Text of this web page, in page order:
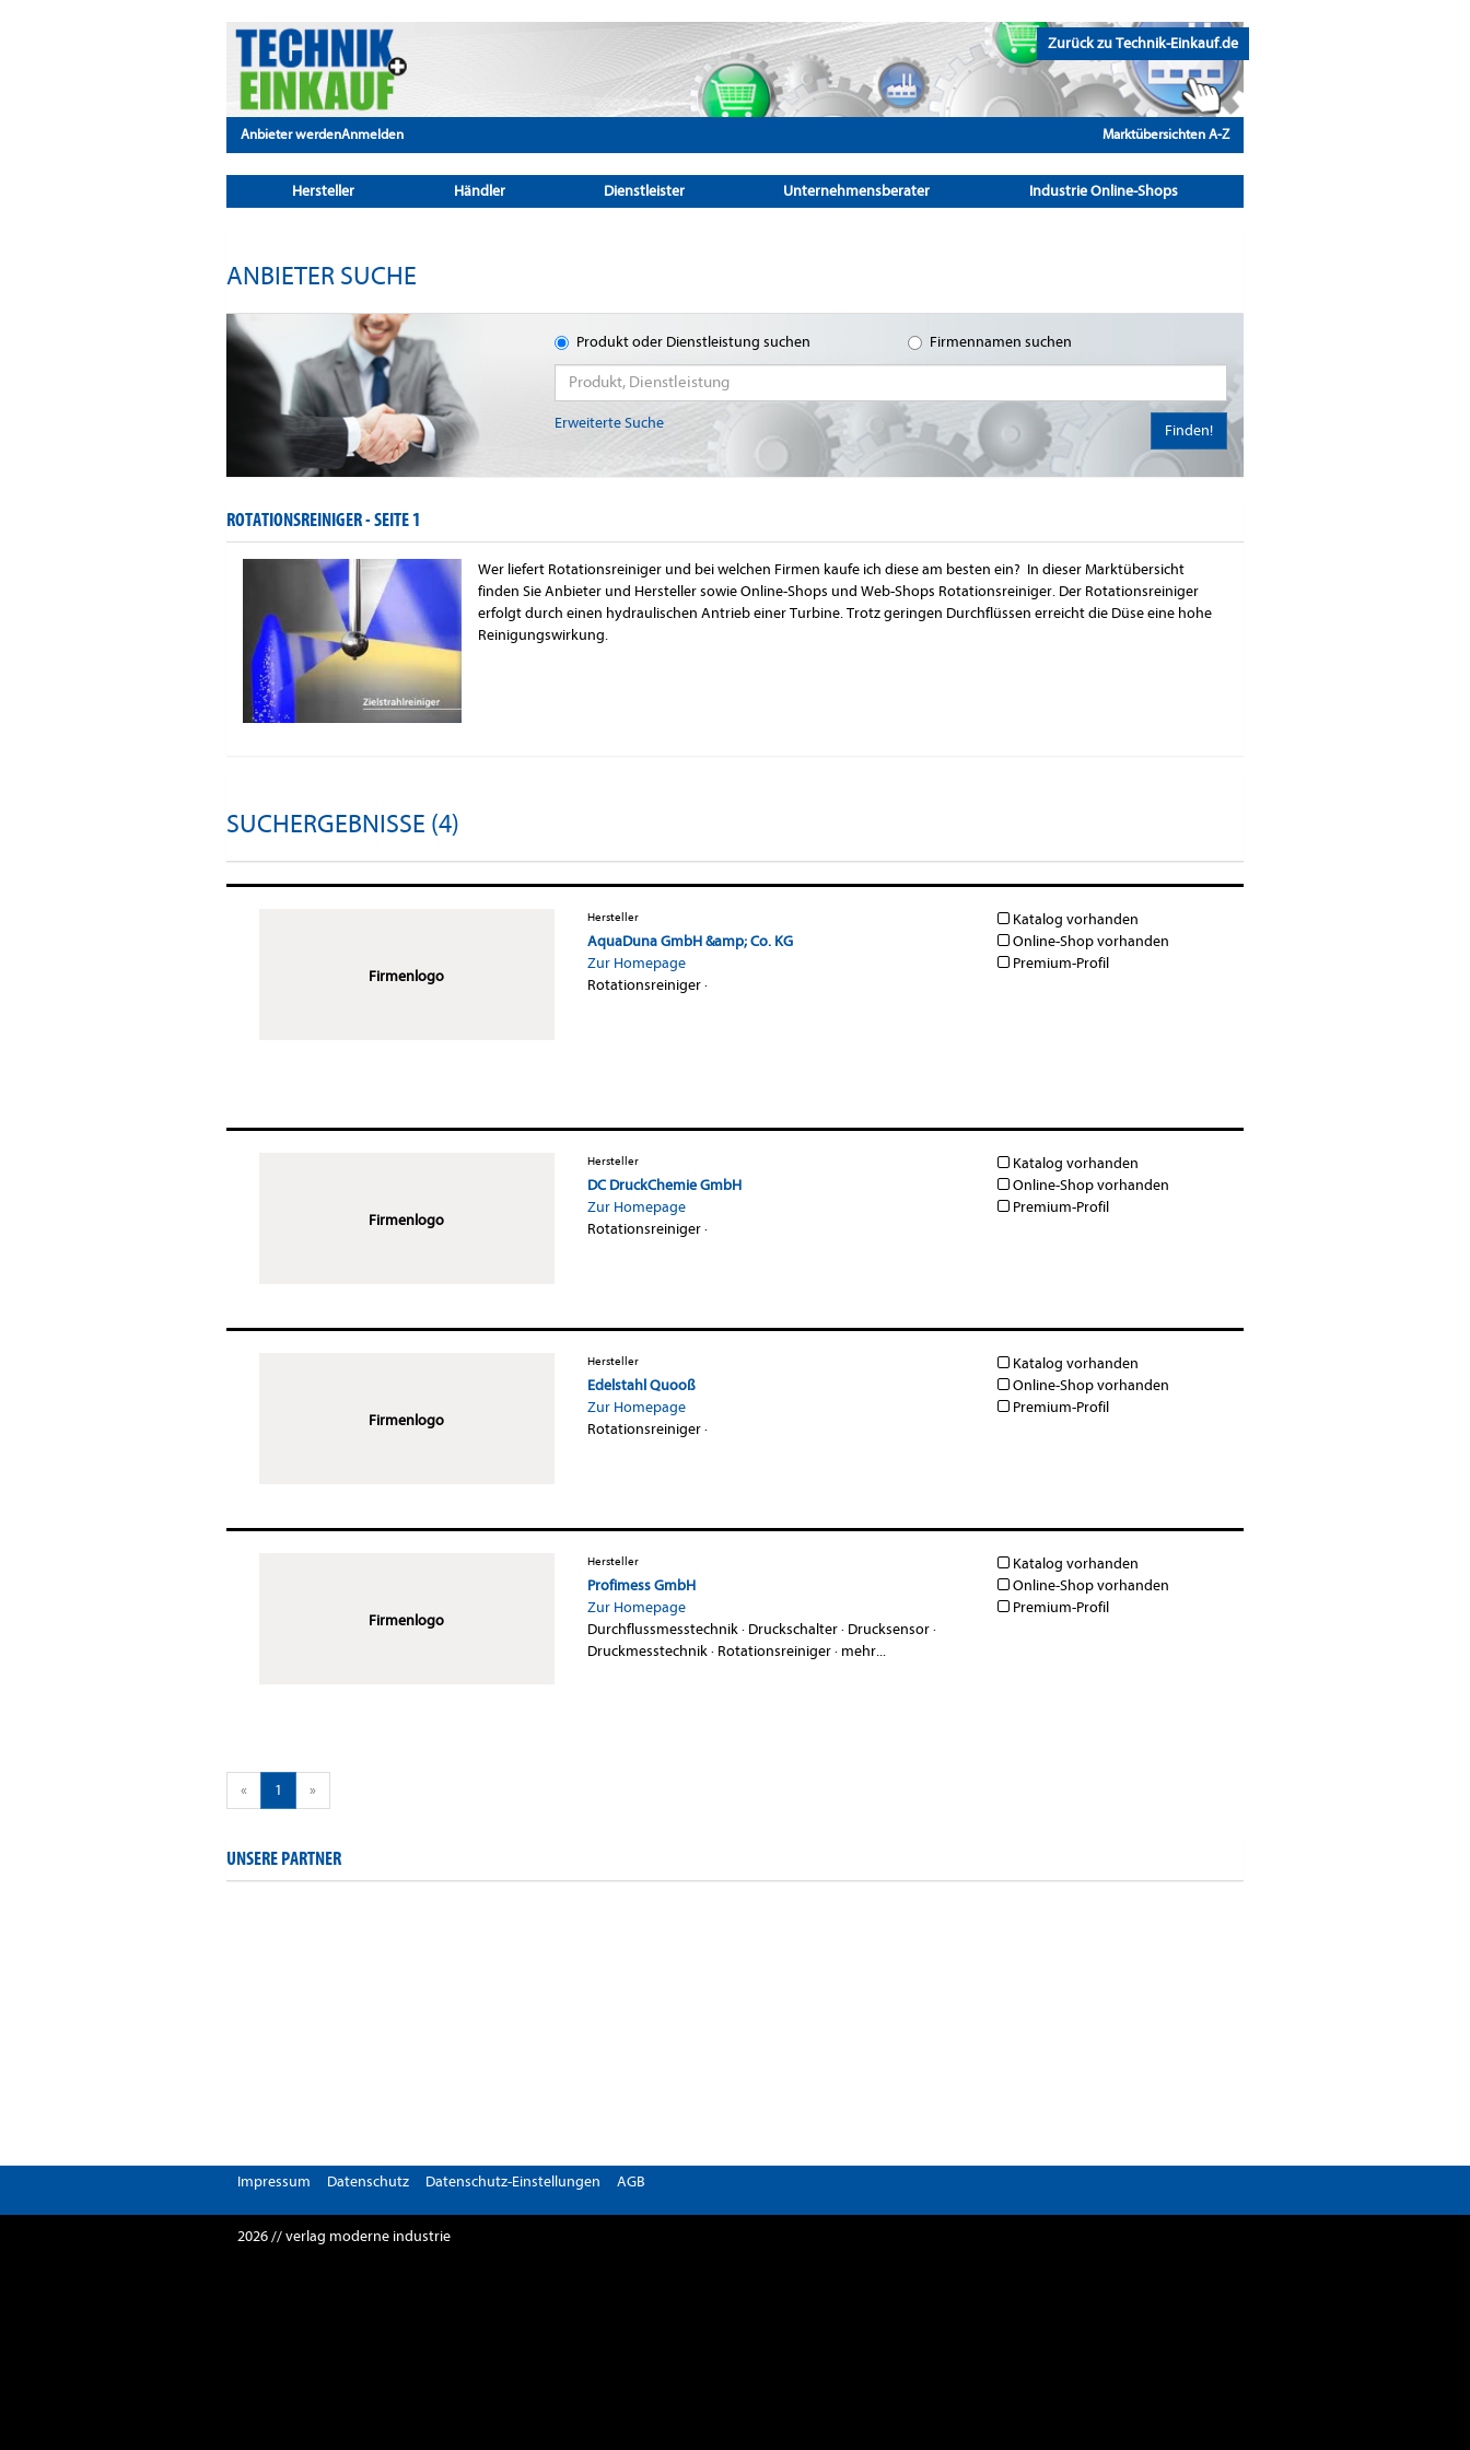
Zurück zu Technik-Einkauf.de
Anbieter werdenAnmelden Marktübersichten A-Z
Hersteller Händler Dienstleister Unternehmensberater Industrie Online-Shops
ANBIETER SUCHE
Produkt oder Dienstleistung suchen Firmennamen suchen
Erweiterte Suche Finden!
ROTATIONSREINIGER -SEITE 1
Wer liefert Rotationsreiniger und bei welchen Firmen kaufe ich diese am besten ein? In dieser Marktübersicht
finden Sie Anbieter und Hersteller sowie Online-Shops und Web-Shops Rotationsreiniger. Der Rotationsreiniger
erfolgt durch einen hydraulischen Antrieb einer Turbine. Trotz geringen Durchflüssen erreicht die Düse eine hohe
Reinigungswirkung.
SUCHERGEBNISSE (4)
Firmenlogo
Hersteller
AquaDuna GmbH &amp; Co. KG
Zur Homepage
Rotationsreiniger·
Katalog vorhanden
Online-Shop vorhanden
Premium-Profil
Firmenlogo
Hersteller
DC DruckChemie GmbH
Zur Homepage
Rotationsreiniger·
Katalog vorhanden
Online-Shop vorhanden
Premium-Profil
Firmenlogo
Hersteller
Edelstahl Quooß
Zur Homepage
Rotationsreiniger·
Katalog vorhanden
Online-Shop vorhanden
Premium-Profil
Firmenlogo
Hersteller
Profimess GmbH
Zur Homepage
Durchflussmesstechnik· Druckschalter· Drucksensor·
Druckmesstechnik· Rotationsreiniger· mehr...
Katalog vorhanden
Online-Shop vorhanden
Premium-Profil
« 1 »
UNSERE PARTNER
Impressum Datenschutz Datenschutz-Einstellungen AGB
2026 // verlag moderne industrie